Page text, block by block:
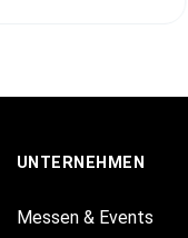
UNTERNEHMEN
Messen & Events